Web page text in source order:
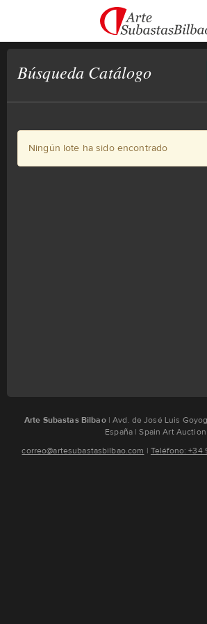
Búsqueda Catálogo
Ningún lote ha sido encontrado
Arte Subastas Bilbao | Avd. de José Luis
España | Spain Art Auction
correo@artesubastasbilbao.com ¦ Teléfono: +34